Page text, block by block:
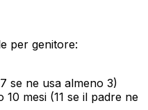
per genitore:
se ne usa almeno 3)
10 mesi (11 se il padre ne